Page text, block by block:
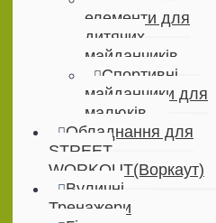
елементи для
дитячих
майданчиків
Спортивні
майданчики для
малюків
Обладнання для
STREET
WORKOUT(Воркаут)
Вуличні
Тренажери